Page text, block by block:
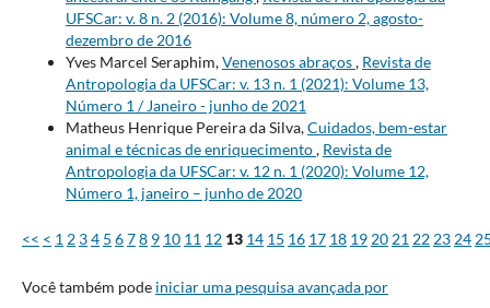
UFSCar: v. 8 n. 2 (2016): Volume 8, número 2, agosto-
dezembro de 2016
Yves Marcel Seraphim,Venenosos abraços, Revista de
Antropologia da UFSCar: v. 13 n. 1 (2021): Volume 13,
Número 1 / Janeiro - junho de 2021
Matheus Henrique Pereira da Silva,Cuidados, bem-estar
animal e técnicas de enriquecimento, Revista de
Antropologia da UFSCar: v. 12 n. 1 (2020): Volume 12,
Número 1, janeiro – junho de 2020
<< < 1 2 34 5 678 9 10 11 12 13 14 15 16 17 18 19 20 21 22 23 24
Você também pode iniciar uma pesquisa avançada por